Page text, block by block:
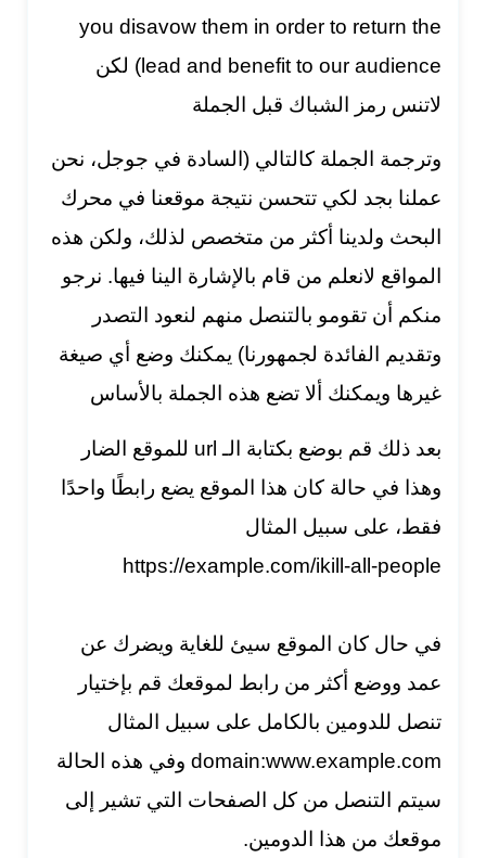
you disavow them in order to return the
lead and benefit to our audience) لكن
لاتنس رمز الشباك قبل الجملة
وترجمة الجملة كالتالي (السادة في جوجل، نحن
عملنا بجد لكي تتحسن نتيجة موقعنا في محرك
البحث ولدينا أكثر من متخصص لذلك، ولكن هذه
المواقع لانعلم من قام بالإشارة الينا فيها. نرجو
منكم أن تقومو بالتنصل منهم لنعود التصدر
وتقديم الفائدة لجمهورنا) يمكنك وضع أي صيغة
غيرها ويمكنك ألا تضع هذه الجملة بالأساس
بعد ذلك قم بوضع بكتابة الـ url للموقع الضار
وهذا في حالة كان هذا الموقع يضع رابطًا واحدًا
فقط، على سبيل المثال
https://example.com/ikill-all-people
في حال كان الموقع سيئ للغاية ويضرك عن
عمد ووضع أكثر من رابط لموقعك قم بإختيار
تنصل للدومين بالكامل على سبيل المثال
domain:www.example.com وفي هذه الحالة
سيتم التنصل من كل الصفحات التي تشير إلى
موقعك من هذا الدومين.